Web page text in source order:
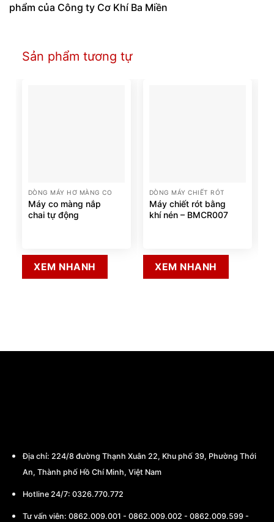
phẩm của Công ty Cơ Khí Ba Miền
Sản phẩm tương tự
DÒNG MÁY HƠ MÀNG CO
Máy co màng nắp
chai tự động
XEM NHANH
DÒNG MÁY CHIẾT RÓT
Máy chiết rót bằng
khí nén – BMCR007
XEM NHANH
Địa chỉ: 224/8 đường Thạnh Xuân 22, Khu phố 39, Phường Thới
An, Thành phố Hồ Chí Minh, Việt Nam
Hotline 24/7: 0326.770.772
Tư vấn viên: 0862.009.001 - 0862.009.002 - 0862.009.599 -